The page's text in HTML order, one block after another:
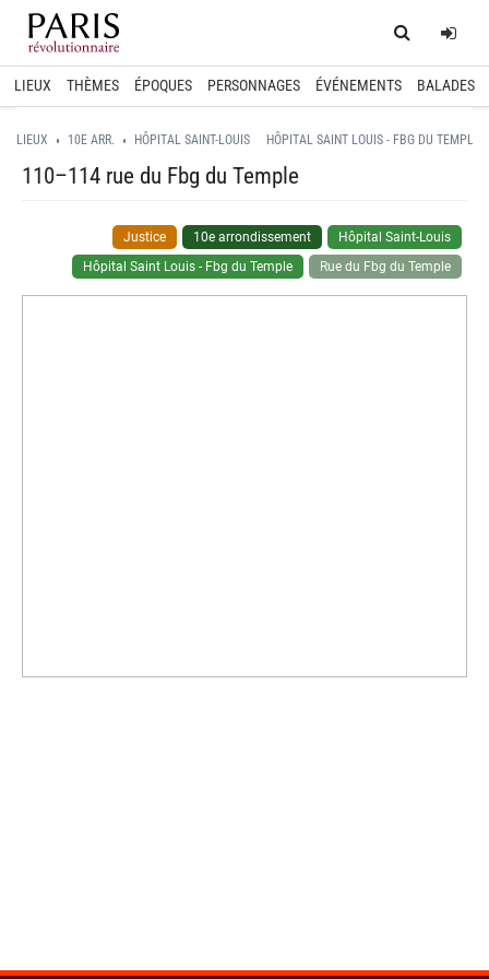
Home
LIEUX THÈMES ÉPOQUES PERSONNAGES ÉVÉNEMENTS BALADES
LIEUX 10E ARR. HÔPITAL SAINT-LOUIS HÔPITAL SAINT LOUIS - FBG DU TEMPLE
110–114 rue du Fbg du Temple
Justice 10e arrondissement
Hôpital Saint-Louis
Hôpital Saint Louis - Fbg du Temple
Rue du Fbg du Temple